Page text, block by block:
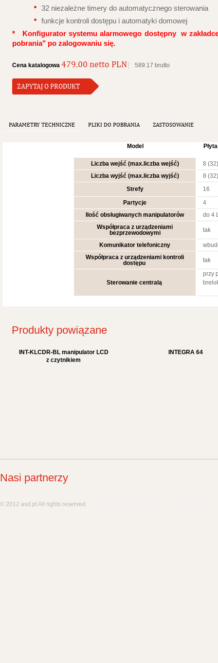
32 niezależne timery do automatycznego sterowania
funkcje kontroli dostępu i automatyki domowej
* Konfigurator systemu alarmowego dostępny w
pobrania" po zalogowaniu się.
Cena katalogowa 479.00 netto PLN 589.17 brutto
ZAPYTAJ O PRODUKT
PARAMETRY TECHNICZNE PLIKI DO POBRANIA ZASTOSOWANIE
Model
Liczba wejść (max.liczba wejść)
8 (32)
Liczba wyjść (max.liczba wyjść)
8 (32)
Strefy
16
Partycje
4
Ilość obsługiwanych manipulatorów
do 4
Współpraca z urządzeniami
bezprzewodowymi
tak
Komunikator telefoniczny
Współpraca z urządzeniami kontroli
dostępu
tak
Sterowanie centralą
przy
Produkty powiązane
INT-KLCDR-BL manipulator LCD
z czytnikiem
INTEGRA 64
Nasi partnerzy
© 2012 asd.pl All rights reserved